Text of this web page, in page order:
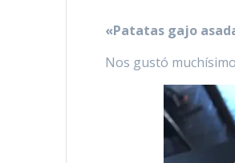
«Patatas gajo
Nos gustó